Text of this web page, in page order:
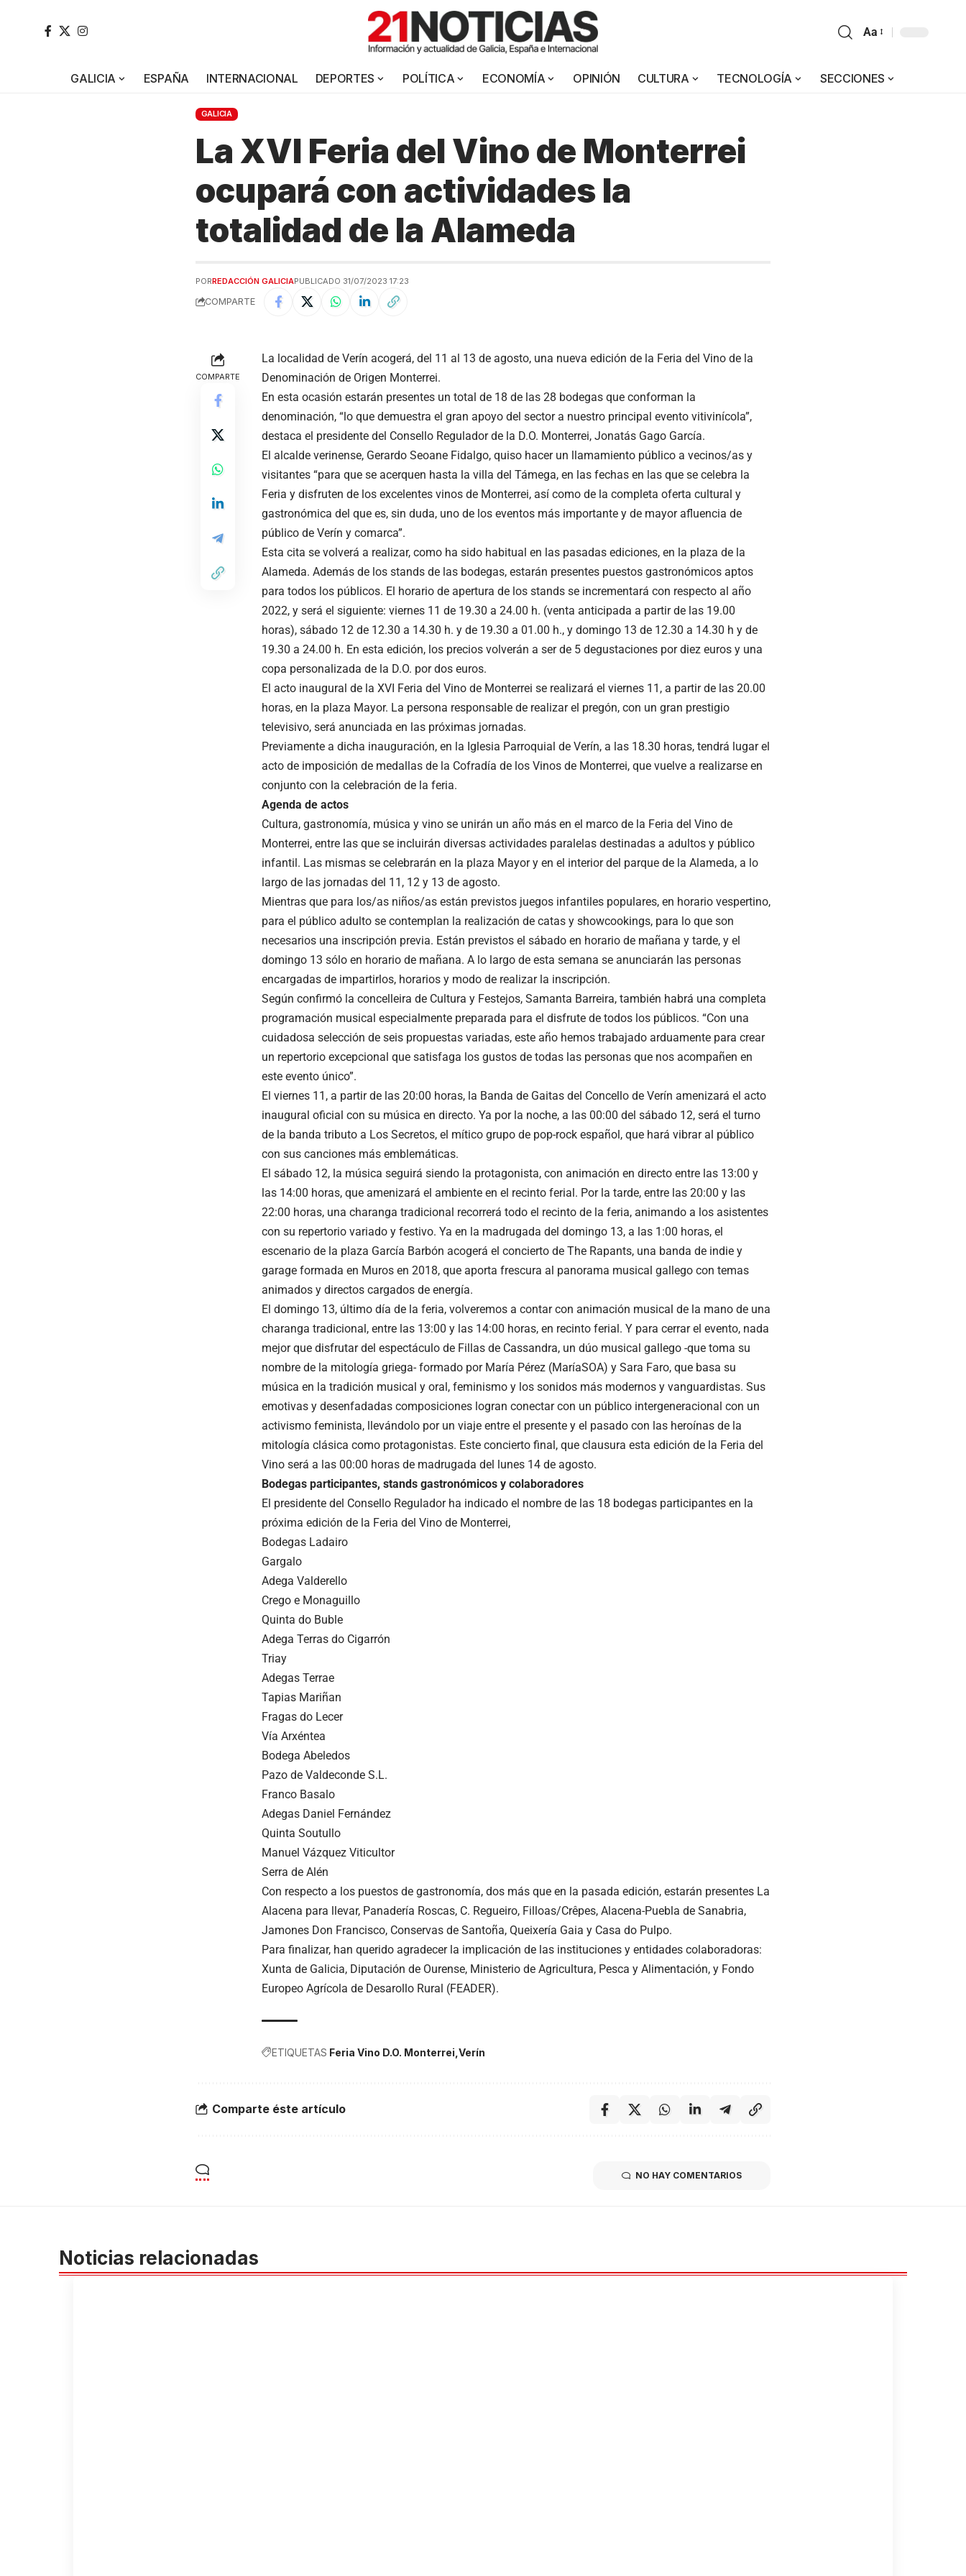
Aa
GALICIA ESPAÑA INTERNACIONAL DEPORTES POLÍTICA ECONOMÍA OPINIÓN CULTURA TECNOLOGÍA SECCIONES
GALICIA
La XVI Feria del Vino de Monterrei
ocupará con actividades la
totalidad de la Alameda
PORREDACCIÓN GALICIAPUBLICADO 31/07/2023 17:23
COMPARTE
COMPARTE
La localidad de Verín acogerá, del 11 al 13 de agosto, una nueva edición de la Feria del Vino de la
Denominación de Origen Monterrei.
En esta ocasión estarán presentes un total de 18 de las 28 bodegas que conforman la
denominación, “lo que demuestra el gran apoyo del sector a nuestro principal evento vitivinícola”,
destaca el presidente del Consello Regulador de la D.O. Monterrei, Jonatás Gago García.
El alcalde verinense, Gerardo Seoane Fidalgo, quiso hacer un llamamiento público a vecinos/as y
visitantes “para que se acerquen hasta la villa del Támega, en las fechas en las que se celebra la
Feria y disfruten de los excelentes vinos de Monterrei, así como de la completa oferta cultural y
gastronómica del que es, sin duda, uno de los eventos más importante y de mayor afluencia de
público de Verín y comarca”.
Esta cita se volverá a realizar, como ha sido habitual en las pasadas ediciones, en la plaza de la
Alameda. Además de los stands de las bodegas, estarán presentes puestos gastronómicos aptos
para todos los públicos. El horario de apertura de los stands se incrementará con respecto al año
2022, y será el siguiente: viernes 11 de 19.30 a 24.00 h. (venta anticipada a partir de las 19.00
horas), sábado 12 de 12.30 a 14.30 h. y de 19.30 a 01.00 h., y domingo 13 de 12.30 a 14.30 h y de
19.30 a 24.00 h. En esta edición, los precios volverán a ser de 5 degustaciones por diez euros y una
copa personalizada de la D.O. por dos euros.
El acto inaugural de la XVI Feria del Vino de Monterrei se realizará el viernes 11, a partir de las 20.00
horas, en la plaza Mayor. La persona responsable de realizar el pregón, con un gran prestigio
televisivo, será anunciada en las próximas jornadas.
Previamente a dicha inauguración, en la Iglesia Parroquial de Verín, a las 18.30 horas, tendrá lugar el
acto de imposición de medallas de la Cofradía de los Vinos de Monterrei, que vuelve a realizarse en
conjunto con la celebración de la feria.
Agenda de actos
Cultura, gastronomía, música y vino se unirán un año más en el marco de la Feria del Vino de
Monterrei, entre las que se incluirán diversas actividades paralelas destinadas a adultos y público
infantil. Las mismas se celebrarán en la plaza Mayor y en el interior del parque de la Alameda, a lo
largo de las jornadas del 11, 12 y 13 de agosto.
Mientras que para los/as niños/as están previstos juegos infantiles populares, en horario vespertino,
para el público adulto se contemplan la realización de catas y showcookings, para lo que son
necesarios una inscripción previa. Están previstos el sábado en horario de mañana y tarde, y el
domingo 13 sólo en horario de mañana. A lo largo de esta semana se anunciarán las personas
encargadas de impartirlos, horarios y modo de realizar la inscripción.
Según confirmó la concelleira de Cultura y Festejos, Samanta Barreira, también habrá una completa
programación musical especialmente preparada para el disfrute de todos los públicos. “Con una
cuidadosa selección de seis propuestas variadas, este año hemos trabajado arduamente para crear
un repertorio excepcional que satisfaga los gustos de todas las personas que nos acompañen en
este evento único”.
El viernes 11, a partir de las 20:00 horas, la Banda de Gaitas del Concello de Verín amenizará el acto
inaugural oficial con su música en directo. Ya por la noche, a las 00:00 del sábado 12, será el turno
de la banda tributo a Los Secretos, el mítico grupo de pop-rock español, que hará vibrar al público
con sus canciones más emblemáticas.
El sábado 12, la música seguirá siendo la protagonista, con animación en directo entre las 13:00 y
las 14:00 horas, que amenizará el ambiente en el recinto ferial. Por la tarde, entre las 20:00 y las
22:00 horas, una charanga tradicional recorrerá todo el recinto de la feria, animando a los asistentes
con su repertorio variado y festivo. Ya en la madrugada del domingo 13, a las 1:00 horas, el
escenario de la plaza García Barbón acogerá el concierto de The Rapants, una banda de indie y
garage formada en Muros en 2018, que aporta frescura al panorama musical gallego con temas
animados y directos cargados de energía.
El domingo 13, último día de la feria, volveremos a contar con animación musical de la mano de una
charanga tradicional, entre las 13:00 y las 14:00 horas, en recinto ferial. Y para cerrar el evento, nada
mejor que disfrutar del espectáculo de Fillas de Cassandra, un dúo musical gallego -que toma su
nombre de la mitología griega- formado por María Pérez (MaríaSOA) y Sara Faro, que basa su
música en la tradición musical y oral, feminismo y los sonidos más modernos y vanguardistas. Sus
emotivas y desenfadadas composiciones logran conectar con un público intergeneracional con un
activismo feminista, llevándolo por un viaje entre el presente y el pasado con las heroínas de la
mitología clásica como protagonistas. Este concierto final, que clausura esta edición de la Feria del
Vino será a las 00:00 horas de madrugada del lunes 14 de agosto.
Bodegas participantes, stands gastronómicos y colaboradores
El presidente del Consello Regulador ha indicado el nombre de las 18 bodegas participantes en la
próxima edición de la Feria del Vino de Monterrei,
Bodegas Ladairo
Gargalo
Adega Valderello
Crego e Monaguillo
Quinta do Buble
Adega Terras do Cigarrón
Triay
Adegas Terrae
Tapias Mariñan
Fragas do Lecer
Vía Arxéntea
Bodega Abeledos
Pazo de Valdeconde S.L.
Franco Basalo
Adegas Daniel Fernández
Quinta Soutullo
Manuel Vázquez Viticultor
Serra de Alén
Con respecto a los puestos de gastronomía, dos más que en la pasada edición, estarán presentes La
Alacena para llevar, Panadería Roscas, C. Regueiro, Filloas/Crêpes, Alacena-Puebla de Sanabria,
Jamones Don Francisco, Conservas de Santoña, Queixería Gaia y Casa do Pulpo.
Para finalizar, han querido agradecer la implicación de las instituciones y entidades colaboradoras:
Xunta de Galicia, Diputación de Ourense, Ministerio de Agricultura, Pesca y Alimentación, y Fondo
Europeo Agrícola de Desarollo Rural (FEADER).
ETIQUETAS Feria Vino D.O. Monterrei Verín
Comparte éste artículo
NO HAY COMENTARIOS
Noticias relacionadas